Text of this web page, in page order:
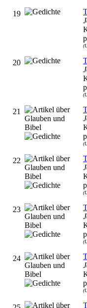
19
20
21
22
23
24